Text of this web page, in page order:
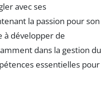
avec ses
la passion pour son
à développer de
dans la gestion du
essentielles pour